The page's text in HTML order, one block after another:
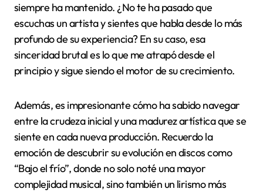
siempre ha mantenido. ¿No te ha pasado que
escuchas un artista y sientes que habla desde lo más
profundo de su experiencia? En su caso, esa
sinceridad brutal es lo que me atrapó desde el
principio y sigue siendo el motor de su crecimiento.
Además, es impresionante cómo ha sabido navegar
entre la crudeza inicial y una madurez artística que se
siente en cada nueva producción. Recuerdo la
emoción de descubrir su evolución en discos como
“Bajo el frío”, donde no solo noté una mayor
complejidad musical, sino también un lirismo más